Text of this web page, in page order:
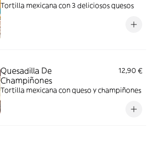
Tortilla mexicana con 3 deliciosos quesos
Quesadilla De
Champiñones
12,90 €
Tortilla mexicana con queso y champiñones